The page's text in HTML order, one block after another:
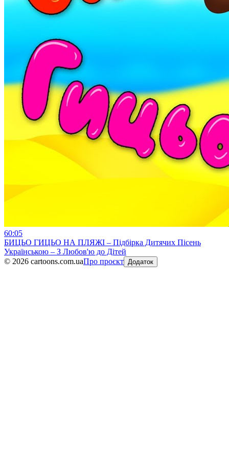
60:05
БИЦЬО ГИЦЬО НА ПЛЯЖІ – Підбірка Дитячих Пісень
Українською – З Любов'ю до Дітей
© 2026 cartoons.com.uaПро проєкт Додаток